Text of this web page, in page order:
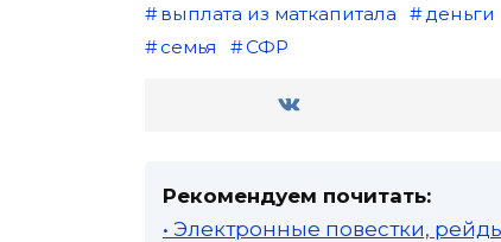
выплата из маткапитала деньги
семья
СФР
Рекомендуем почитать:
• Электронные повестки,